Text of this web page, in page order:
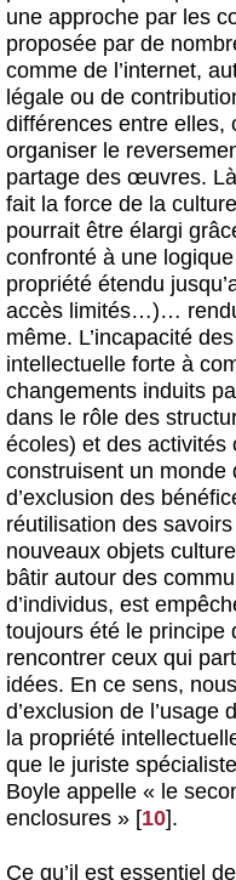
une approche par les
proposée par de
comme de l’internet,
légale ou de
différences entre elles,
organiser le
partage des œuvres.
fait la force de la
pourrait être élargi
confronté à une
propriété étendu
accès limités…)…
même. L’incapacité
intellectuelle forte à
changements induits
dans le rôle des
écoles) et des activités
construisent un monde
d’exclusion des
réutilisation des
nouveaux objets
bâtir autour des
d’individus, est
toujours été le principe
rencontrer ceux qui
idées. En ce sens,
d’exclusion de
la propriété
que le juriste
Boyle appelle « le
enclosures » [10].
Ce qu’il est essentiel